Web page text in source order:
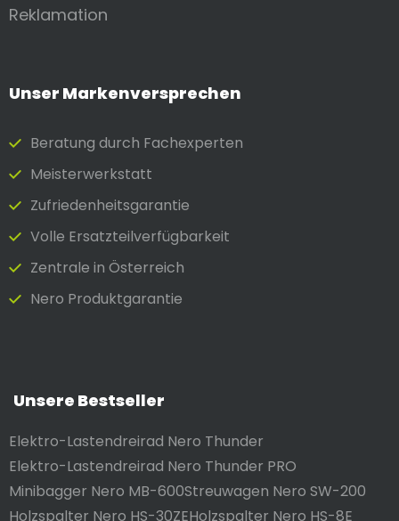
Reklamation
Unser Markenversprechen
Beratung durch Fach­experten
Meister­werkstatt
Zufrieden­heits­garantie
Volle Ersatzteilverfügbarkeit
Zentrale in Österreich
Nero Produktgarantie
Unsere Bestseller
Elektro-Lastendreirad Nero Thunder
Elektro-Lastendreirad Nero Thunder PRO
Minibagger Nero MB-600Streuwagen Nero SW-200
Holzspalter Nero HS-30ZEHolzspalter Nero HS-8E